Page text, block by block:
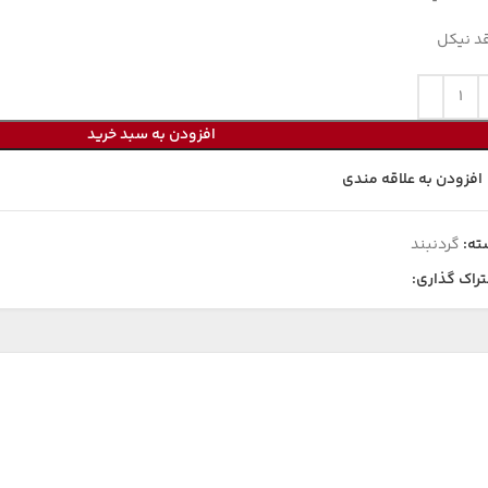
نیکل
افزودن به سبد خرید
افزودن به علاقه مندی
گردنبند
گذاری: